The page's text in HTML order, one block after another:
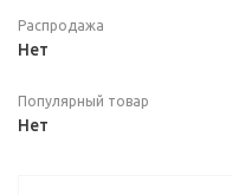
Распродажа
Нет
Популярный товар
Нет